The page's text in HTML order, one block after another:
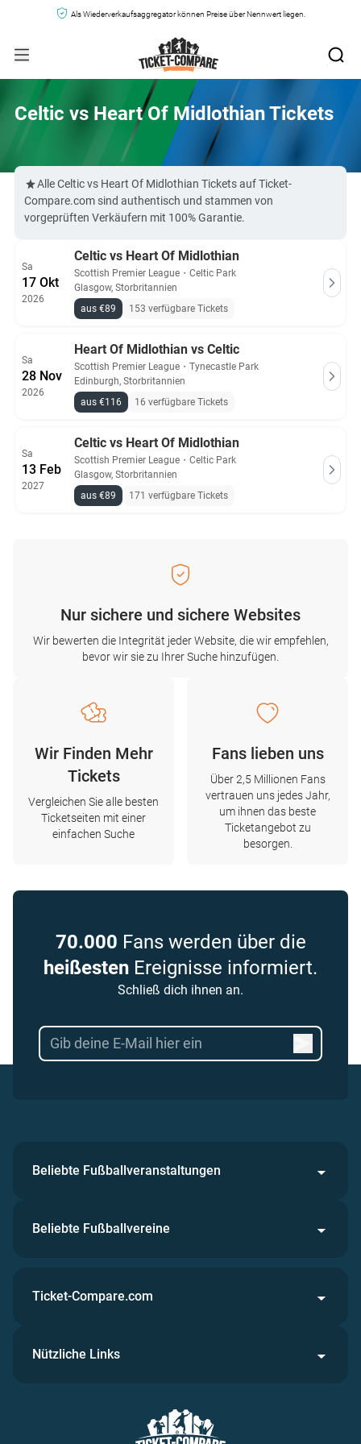
Als Wiederverkaufsaggregator können Preise über Nennwert liegen.
Celtic vs Heart Of Midlothian Tickets
Alle Celtic vs Heart Of Midlothian Tickets auf Ticket-
Compare.com sind authentisch und stammen von
vorgeprüften Verkäufern mit 100% Garantie.
Sa
17 Okt
2026
Celtic vs Heart Of Midlothian
Scottish Premier League ・ Celtic Park
Glasgow, Storbritannien
aus €89
153 verfügbare Tickets
Sa
28 Nov
2026
Heart Of Midlothian vs Celtic
Scottish Premier League ・ Tynecastle Park
Edinburgh, Storbritannien
aus €116
16 verfügbare Tickets
Sa
13 Feb
2027
Celtic vs Heart Of Midlothian
Scottish Premier League ・ Celtic Park
Glasgow, Storbritannien
aus €89
171 verfügbare Tickets
Nur sichere und sichere Websites
Wir bewerten die Integrität jeder Website, die wir empfehlen,
bevor wir sie zu Ihrer Suche hinzufügen.
Wir Finden Mehr
Tickets
Vergleichen Sie alle besten
Ticketseiten mit einer
einfachen Suche
Fans lieben uns
Über 2,5 Millionen Fans
vertrauen uns jedes Jahr,
um ihnen das beste
Ticketangebot zu
besorgen.
70.000 Fans werden über die
heißesten Ereignisse informiert.
Schließ dich ihnen an.
Beliebte Fußballveranstaltungen
Beliebte Fußballvereine
Ticket-Compare.com
Nützliche Links